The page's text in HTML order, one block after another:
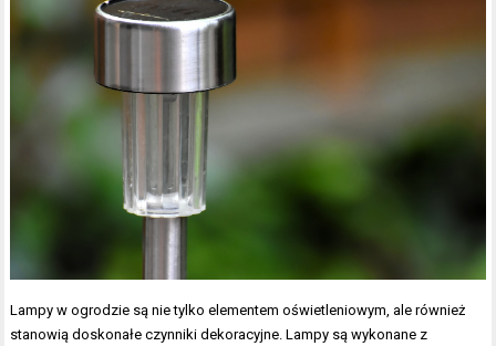
Lampy w ogrodzie są nie tylko elementem oświetleniowym, ale również
stanowią doskonałe czynniki dekoracyjne. Lampy są wykonane z